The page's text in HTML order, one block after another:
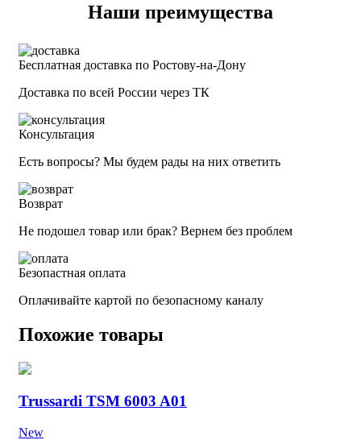
Наши преимущества
Бесплатная доставка по Ростову-на-Дону
Доставка по всей России через ТК
Консультация
Есть вопросы? Мы будем рады на них ответить
Возврат
Не подошел товар или брак? Вернем без проблем
Безопастная оплата
Оплачивайте картой по безопасному каналу
Похожие товары
Trussardi TSM 6003 A01
New